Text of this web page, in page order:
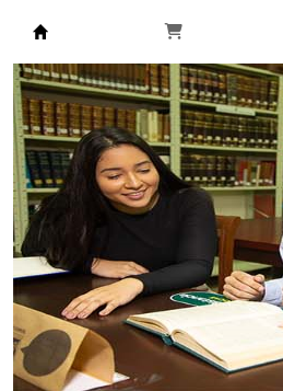
Biblioteca Universidad